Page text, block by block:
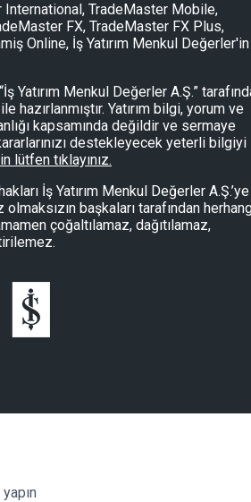
TradeMaster Mobile,
FX, TradeMaster FX Plus,
Online, İş Yatırım Menkul Değerler'in
Yatırım Menkul Değerler A.Ş.”
hazırlanmıştır. Yatırım bilgi, yorum ve
kapsamında değildir ve sermaye
destekleyecek yeterli bilgiyi
lütfen tıklayınız.
İş Yatırım Menkul Değerler A.Ş.’ye
başkaları tarafından
çoğaltılamaz, dağıtılamaz,